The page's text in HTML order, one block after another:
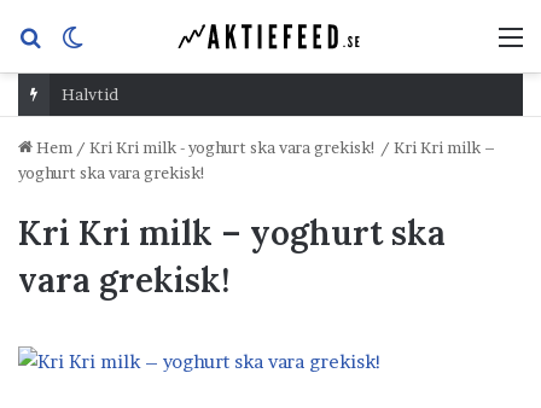
Sök
efterskin
Halvtid
Hem / Kri Kri milk - yoghurt ska vara grekisk! / Kri Kri milk –
yoghurt ska vara grekisk!
Kri Kri milk – yoghurt ska
vara grekisk!